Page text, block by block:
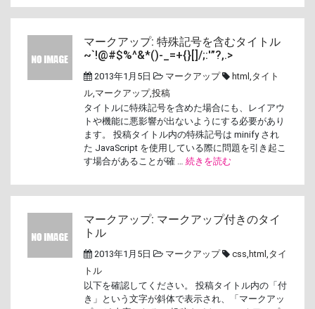
マークアップ: 特殊記号を含むタイトル
~`!@#$%^&*()-_=+{}[]/;:'”?,.>
2013年1月5日 マークアップ html ,タイト
ル,マークアップ,投稿
タイトルに特殊記号を含めた場合にも、レイアウ
トや機能に悪影響が出ないようにする必要があり
ます。 投稿タイトル内の特殊記号は minify され
た JavaScript を使用している際に問題を引き起こ
す場合があることが確 … 続きを読む
マークアップ: マークアップ付きのタイ
トル
2013年1月5日 マークアップ css, html ,タイ
トル
以下を確認してください。 投稿タイトル内の「付
き」という文字が斜体で表示され、「マークアッ